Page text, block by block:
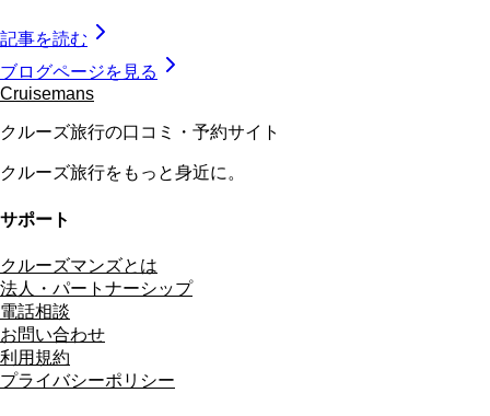
記事を読む
ブログページを見る
Cruisemans
クルーズ旅行の口コミ・予約サイト
クルーズ旅行をもっと身近に。
サポート
クルーズマンズとは
法人・パートナーシップ
電話相談
お問い合わせ
利用規約
プライバシーポリシー